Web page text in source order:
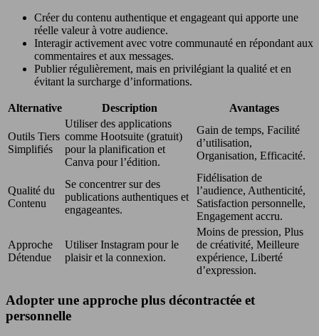
Créer du contenu authentique et engageant qui apporte une
réelle valeur à votre audience.
Interagir activement avec votre communauté en répondant aux
commentaires et aux messages.
Publier régulièrement, mais en privilégiant la qualité et en
évitant la surcharge d’informations.
Alternative Description Avantages
Outils Tiers
Simplifiés
Utiliser des applications
comme Hootsuite (gratuit)
pour la planification et
Canva pour l’édition.
Gain de temps, Facilité
d’utilisation,
Organisation, Efficacité.
Qualité du
Contenu
Se concentrer sur des
publications authentiques et
engageantes.
Fidélisation de
l’audience, Authenticité,
Satisfaction personnelle,
Engagement accru.
Approche
Détendue
Utiliser Instagram pour le
plaisir et la connexion.
Moins de pression, Plus
de créativité, Meilleure
expérience, Liberté
d’expression.
Adopter une approche plus décontractée et
personnelle